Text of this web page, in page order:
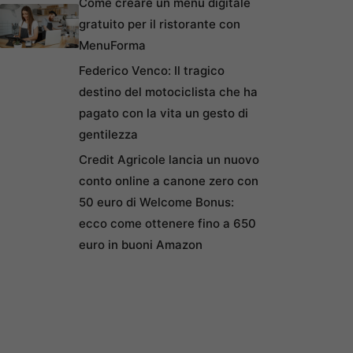
gratuito per il ristorante con
MenuForma
Federico Venco: Il tragico
destino del motociclista che ha
pagato con la vita un gesto di
gentilezza
Credit Agricole lancia un nuovo
conto online a canone zero con
50 euro di Welcome Bonus:
ecco come ottenere fino a 650
euro in buoni Amazon